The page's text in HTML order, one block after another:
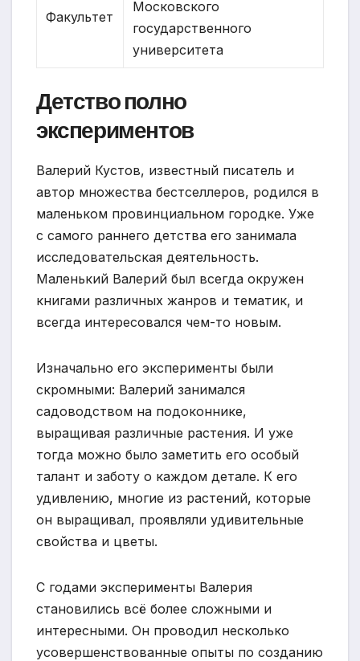
Факультет
Московского
государственного
университета
Детство полно
экспериментов
Валерий Кустов, известный писатель и
автор множества бестселлеров, родился в
маленьком провинциальном городке. Уже
с самого раннего детства его занимала
исследовательская деятельность.
Маленький Валерий был всегда окружен
книгами различных жанров и тематик, и
всегда интересовался чем-то новым.
Изначально его эксперименты были
скромными: Валерий занимался
садоводством на подоконнике,
выращивая различные растения. И уже
тогда можно было заметить его особый
талант и заботу о каждом детале. К его
удивлению, многие из растений, которые
он выращивал, проявляли удивительные
свойства и цветы.
С годами эксперименты Валерия
становились всё более сложными и
интересными. Он проводил несколько
усовершенствованные опыты по созданию